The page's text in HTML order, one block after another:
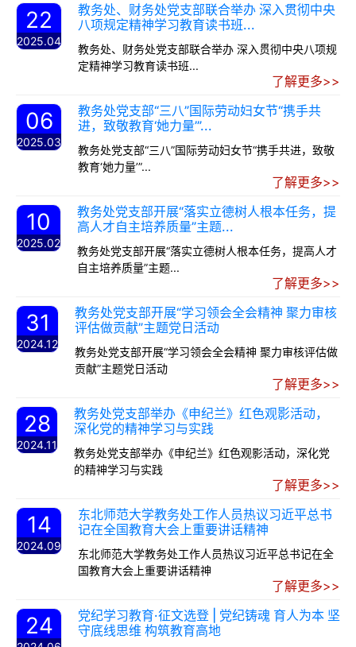
22
2025.04
教务处、财务处党支部联合举办 深入贯彻中央
八项规定精神学习教育读书班...
教务处、财务处党支部联合举办 深入贯彻中央八项规
定精神学习教育读书班...
了解更多>>
06
2025.03
教务处党支部“三八”国际劳动妇女节“携手共
进，致敬教育‘她力量’”...
教务处党支部“三八”国际劳动妇女节“携手共进，致敬
教育‘她力量’”...
了解更多>>
10
2025.02
教务处党支部开展“落实立德树人根本任务，提
高人才自主培养质量”主题...
教务处党支部开展“落实立德树人根本任务，提高人才
自主培养质量”主题...
了解更多>>
31
2024.12
教务处党支部开展“学习领会全会精神 聚力审核
评估做贡献”主题党日活动
教务处党支部开展“学习领会全会精神 聚力审核评估做
贡献”主题党日活动
了解更多>>
28
2024.11
教务处党支部举办《申纪兰》红色观影活动，
深化党的精神学习与实践
教务处党支部举办《申纪兰》红色观影活动，深化党
的精神学习与实践
了解更多>>
14
2024.09
东北师范大学教务处工作人员热议习近平总书
记在全国教育大会上重要讲话精神
东北师范大学教务处工作人员热议习近平总书记在全
国教育大会上重要讲话精神
了解更多>>
24
党纪学习教育·征文选登 | 党纪铸魂 育人为本 坚
守底线思维 构筑教育高地